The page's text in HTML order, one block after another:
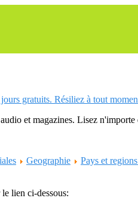
gratuits. Résiliez à tout
et magazines. Lisez
Geographie Pays et
lien ci-dessous: